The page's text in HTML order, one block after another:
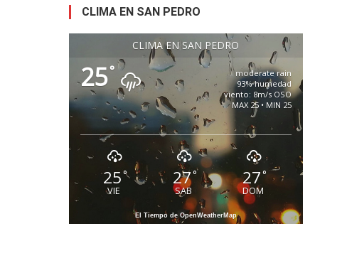
CLIMA EN SAN PEDRO
CLIMA EN SAN PEDRO
25°
moderate rain
93% humedad
viento: 8m/s OSO
MAX 25 • MIN 25
25°
VIE
27°
SAB
27°
DOM
El Tiempo de OpenWeatherMap